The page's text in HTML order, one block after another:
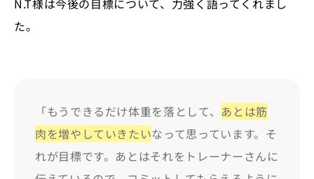
N.T様は今後の目標について、力強く語ってくれまし
た。
「もうできるだけ体重を落として、 あとは筋
肉を増やしていきたいなって思っています。そ
れが目標です。あとはそれをトレーナーさんに